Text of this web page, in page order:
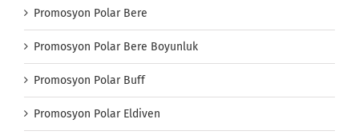
Promosyon Polar Bere
Promosyon Polar Bere Boyunluk
Promosyon Polar Buff
Promosyon Polar Eldiven